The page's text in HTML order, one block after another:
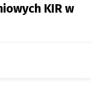
KIR w